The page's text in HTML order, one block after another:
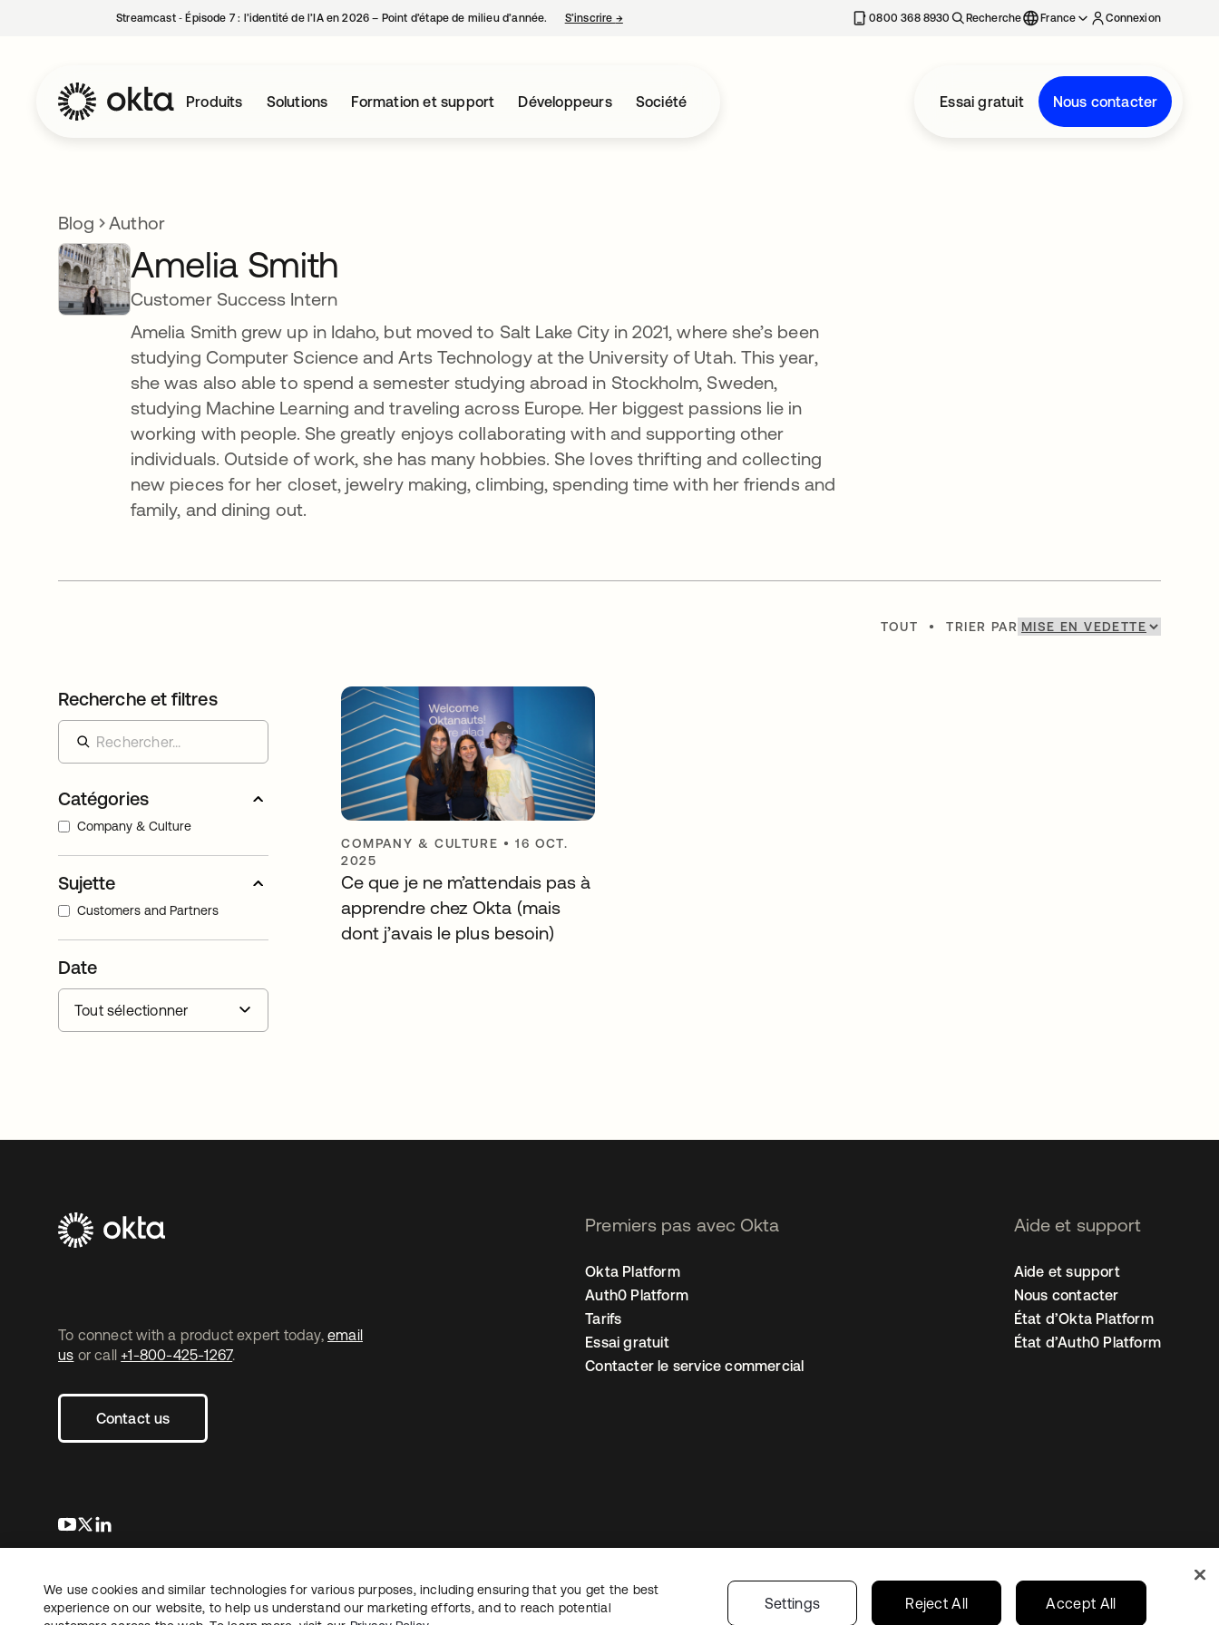
Streamcast ‑ Épisode 7 : l’identité de l’IA en 2026 – Point d’étape de milieu d’année. S’inscrire →s’ouvre dans un nouvel onglet 0800 368 8930 Recherche France Connexion
Produits Solutions Formation et support Développeurs Société Essai gratuit Nous contacter
Blog Author
Amelia Smith
Customer Success Intern
Amelia Smith grew up in Idaho, but moved to Salt Lake City in 2021, where she’s been
studying Computer Science and Arts Technology at the University of Utah. This year,
she was also able to spend a semester studying abroad in Stockholm, Sweden,
studying Machine Learning and traveling across Europe. Her biggest passions lie in
working with people. She greatly enjoys collaborating with and supporting other
individuals. Outside of work, she has many hobbies. She loves thrifting and collecting
new pieces for her closet, jewelry making, climbing, spending time with her friends and
family, and dining out.
TOUT • TRIER PAR
Recherche et filtres
Catégories
Company & Culture
Sujette
Customers and Partners
Date
COMPANY & CULTURE •16 OCT.
2025
Ce que je ne m’attendais pas à
apprendre chez Okta (mais
dont j’avais le plus besoin)
To connect with a product expert today, email
us or call +1-800-425-1267.
Contact us
s’ouvre dans un nouvel onglet
s’ouvre dans un nouvel onglet
Premiers pas avec Okta
Okta Platform
Auth0 Platform
Tarifs
Essai gratuit
Contacter le service commercial
Aide et support
Aide et support
Nous contacter
État d’Okta Platform
État d’Auth0 Platform
JuridiquePolitique de confidentialitéConditions d’utilisation du site Plan du site
Paramètres des cookies
Vos choix en matière de confidentialité
France
Copyright © 2026 Okta. Tous droits
réservés.
We use cookies and similar technologies for various purposes, including ensuring that you get the best
experience on our website, to help us understand our marketing efforts, and to reach potential
Settings Reject All Accept All